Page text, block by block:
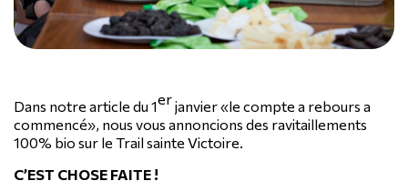
Dans notre article du 1erjanvier «le compte a rebours a
commencé», nous vous annoncions des ravitaillements
100% bio sur le Trail sainte Victoire.
C’EST CHOSE FAITE !